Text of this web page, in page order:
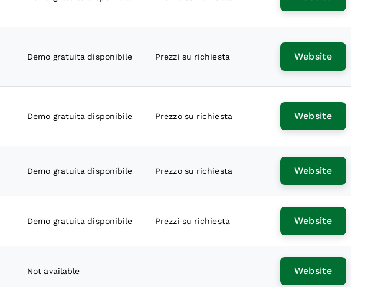
Demo gratuita disponibile Prezzi su richiesta Website
Demo gratuita disponibile Prezzo su richiesta Website
Demo gratuita disponibile Prezzo su richiesta Website
Demo gratuita disponibile Prezzi su richiesta Website
Not available Website